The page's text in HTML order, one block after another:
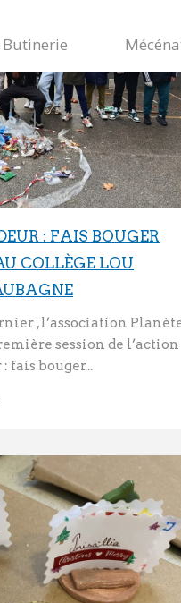
Butinerie
: FAIS BOUGER
COLLÈGE LOU
, l’association
session de l’action
fais bouger...